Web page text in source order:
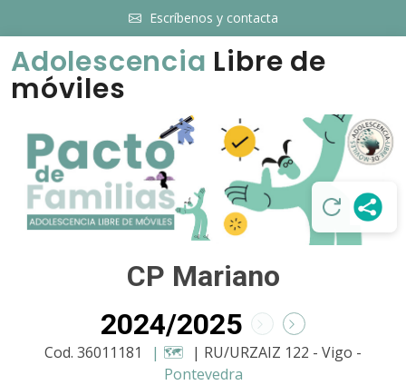
Escríbenos y contacta
Adolescencia Libre de
móviles
CP Mariano
2024/2025
Cod. 36011181 | 🗺️ | RU/URZAIZ 122 - Vigo -
Pontevedra